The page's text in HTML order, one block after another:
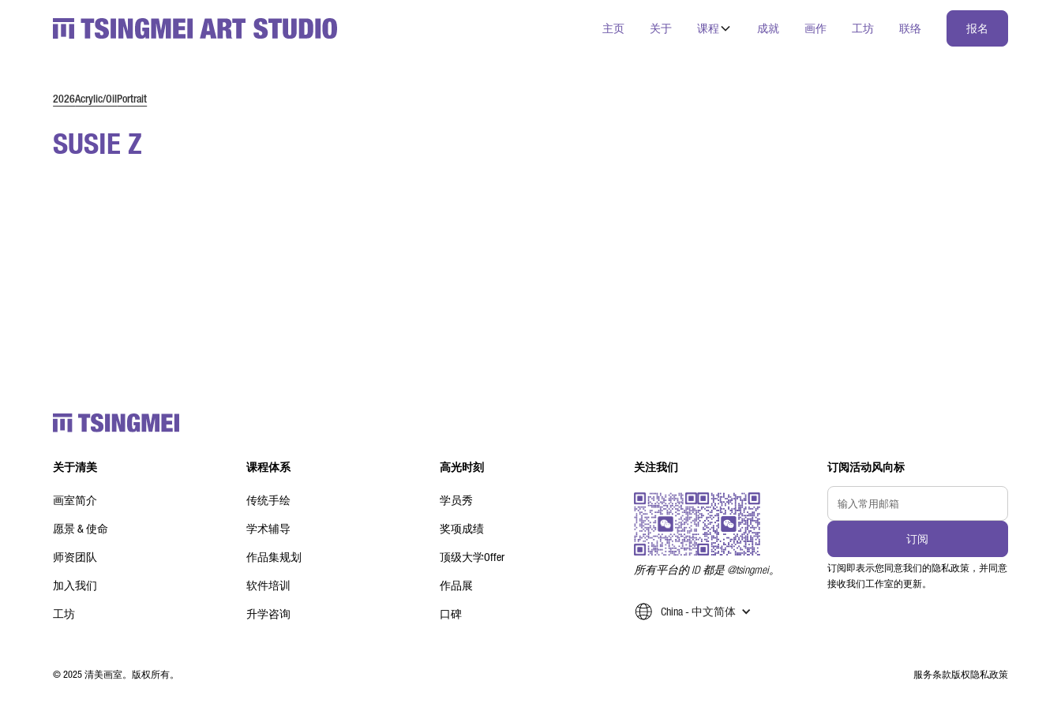
主页 关于 课程 成就 画作 工坊 联络 报名
2026Acrylic/Oil Portrait
SUSIE Z
关于清美
画室简介
愿景 & 使命
师资团队
加入我们
工坊
课程体系
传统手绘
学术辅导
作品集规划
软件培训
升学咨询
高光时刻
学员秀
奖项成绩
顶级大学Offer
作品展
口碑
关注我们
所有平台的 ID 都是 @tsingmei。
China - 中文简体
订阅活动风向标
订阅即表示您同意我们的隐私政策，并同意
接收我们工作室的更新。
© 2025 清美画室。版权所有。 服务条款版权隐私政策